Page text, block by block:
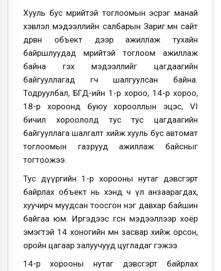
Хууль бус мөрийтэй тоглоомын эсрэг манай
хэвлэл мэдээллийн салбарын Зариг.мн сайт
дөрвөн объект дээр ажиллаж тухайн
байршлуудад мөрийтэй тоглоом ажиллаж
байна гэх мэдээллийг цагдаагийн
байгууллагад өгч шалгуулсан байна.
Тодруулбал, БГД-ийн 1-р хороо, 14-р хороо,
18-р хороонд буюу хорооллын эцэс, VI
бичил хороололд тус тус цагдаагийн
байгууллага шалгалт хийж хууль бус автомат
тоглоомын газрууд ажиллаж байсныг
тогтоожээ.
Тус дүүргийн 1-р хорооны нутаг дэвсгэрт
байрлах объект нь хэнд ч үл анзаарагдах,
хуучирч муудсан тоосгон нэг давхар байшин
байгаа юм. Иргэдээс өгсөн мэдээллээр хоёр
эмэгтэй 14 хоногийн өмнө засвар хийж орсон,
оройн цагаар залуучууд цугладаг гэжээ.
14-р хорооны нутаг дэвсгэрт байрлах